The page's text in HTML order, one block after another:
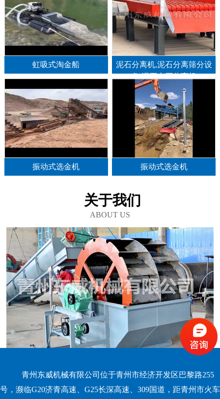
虹吸式淘金船
泥石分离机,泥石分离筛分设
备,泥石土石分离机
振动式选金机 振动式选金机
关于我们
ABOUT US
青州东威机械有限公司位于青州市经济开发区巴黎路255
号，濒临G20济青高速、G25长深高速、309国道，距青州市火车